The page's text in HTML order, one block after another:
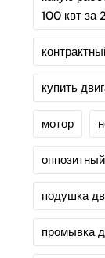
100 квт за
купить
мотор
подушка
промывка